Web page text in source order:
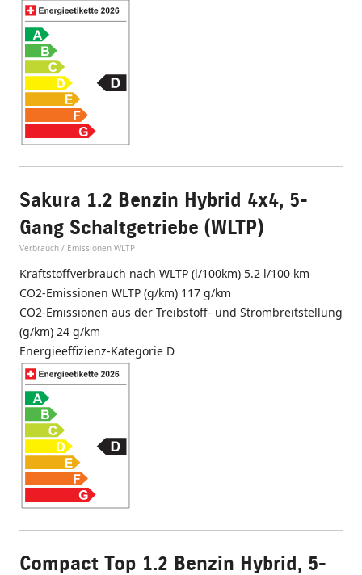
Sakura 1.2 Benzin Hybrid 4x4, 5-
Gang Schaltgetriebe (WLTP)
Verbrauch / Emissionen WLTP
Kraftstoffverbrauch nach WLTP (l/100km) 5.2 l/100 km
CO2-Emissionen WLTP (g/km) 117 g/km
CO2-Emissionen aus der Treibstoff- und Strombreitstellung
(g/km) 24 g/km
Energieeffizienz-Kategorie D
Compact Top 1.2 Benzin Hybrid, 5-